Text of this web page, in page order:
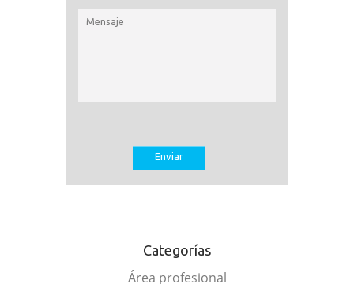
Categorías
Área profesional